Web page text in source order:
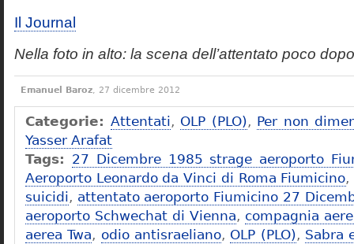
Il Journal
Nella foto in alto: la scena dell’attentato poco
Emanuel Baroz, 27 dicembre 2012
Categorie: Attentati, OLP (PLO), Per non
Yasser Arafat
Tags: 27 Dicembre 1985 strage aeroporto
Aeroporto Leonardo da Vinci di Roma Fiumicino,
suicidi, attentato aeroporto Fiumicino 27
aeroporto Schwechat di Vienna, compagnia
aerea Twa, odio antisraeliano, OLP (PLO), Sabra